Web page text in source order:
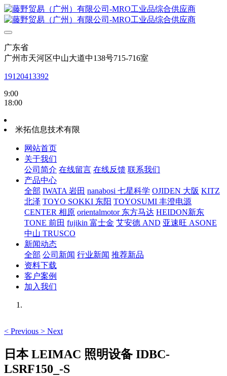
广东省
广州市天河区中山大道中138号715-716室
19120413392
9:00
18:00
米拓信息技术有限
网站首页
关于我们
公司简介 在线留言 在线反馈 联系我们
产品中心
全部 IWATA 岩田 nanabosi 七星科学 OJIDEN 大阪 KITZ
北泽 TOYO SOKKI 东阳 TOYOSUMI 丰澄电源
CENTER 相原 orientalmotor 东方马达 HEIDON新东
TONE 前田 fujikin 富士金 艾安德 AND 亚速旺 ASONE
中山 TRUSCO
新闻动态
全部 公司新闻 行业新闻 推荐新品
资料下载
客户案例
加入我们
< Previous > Next
日本 LEIMAC 照明设备 IDBC-
LSRF150_-S